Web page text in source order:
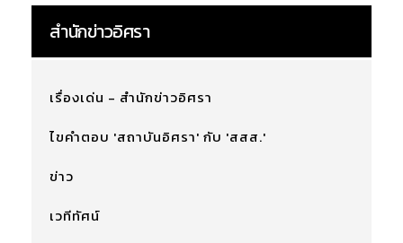
สำนักข่าวอิศรา
เรื่องเด่น - สำนักข่าวอิศรา
ไขคำตอบ 'สถาบันอิศรา' กับ 'สสส.'
ข่าว
เวทีทัศน์